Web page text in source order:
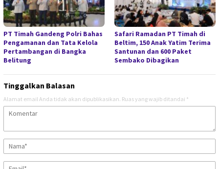
PT Timah Gandeng Polri Bahas
Pengamanan dan Tata Kelola
Pertambangan di Bangka
Belitung
Safari Ramadan PT Timah di
Beltim, 150 Anak Yatim Terima
Santunan dan 600 Paket
Sembako Dibagikan
Tinggalkan Balasan
Alamat email Anda tidak akan dipublikasikan. Ruas yang wajib ditandai *